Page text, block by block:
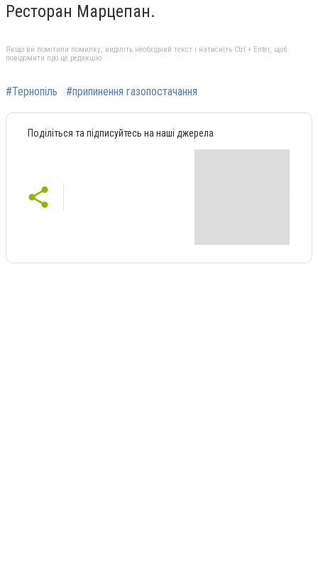
Ресторан Марцепан.
Якщо ви помітили помилку, виділіть необхідний текст і натисніть Ctrl + Enter, щоб
повідомити про це редакцію
#Тернопіль #припинення газопостачання
Поділіться та підписуйтесь на наші джерела